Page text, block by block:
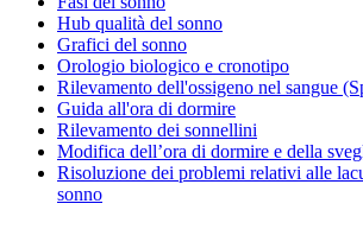
Hub qualità del sonno
Grafici del sonno
Orologio biologico e cronotipo
Rilevamento dell'ossigeno nel sangue
Guida all'ora di dormire
Rilevamento dei sonnellini
Modifica dell’ora di dormire e della
Risoluzione dei problemi relativi alle
sonno